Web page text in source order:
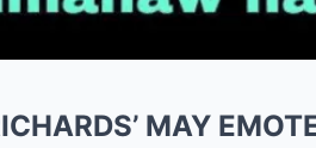
MAY